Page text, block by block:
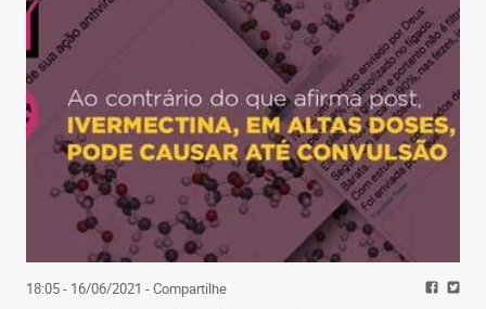
18:05 - 16/06/2021 - Compartilhe